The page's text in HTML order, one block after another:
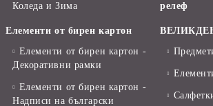
Коледа и Зима
Елементи от бирен картон
Елементи от бирен картон -
Декоративни рамки
Елементи от бирен картон -
Надписи на български
релеф